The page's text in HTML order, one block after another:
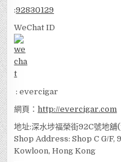
:92830129
WeChat ID
: evercigar
網頁：http://evercigar.com
地址:深水埗福榮街92C號地
Shop Address: Shop C G/F,
Kowloon, Hong Kong